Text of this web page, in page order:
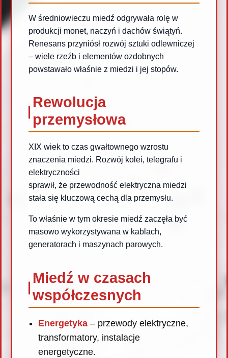
W średniowieczu miedź odgrywała rolę w
produkcji monet, naczyń i dachów świątyń.
Renesans przyniósł rozwój sztuki odlewniczej
– wiele rzeźb i elementów ozdobnych
powstawało właśnie z miedzi i jej stopów.
Rewolucja
przemysłowa
XIX wiek to czas gwałtownego wzrostu
znaczenia miedzi. Rozwój kolei, telegrafu i
elektryczności
sprawił, że przewodność elektryczna miedzi
stała się kluczową cechą dla przemysłu.
To właśnie w tym okresie miedź zaczęła być
masowo wykorzystywana w kablach,
generatorach i maszynach parowych.
Miedź w czasach
współczesnych
Energetyka – przewody elektryczne,
transformatory, instalacje
energetyczne.